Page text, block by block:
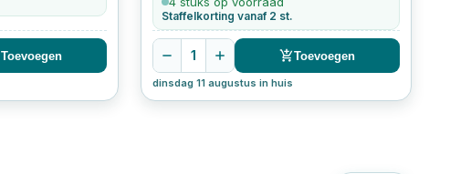
Toevoegen
Staffelkorting vanaf 2 st.
1 Toevoegen
dinsdag 11 augustus in huis